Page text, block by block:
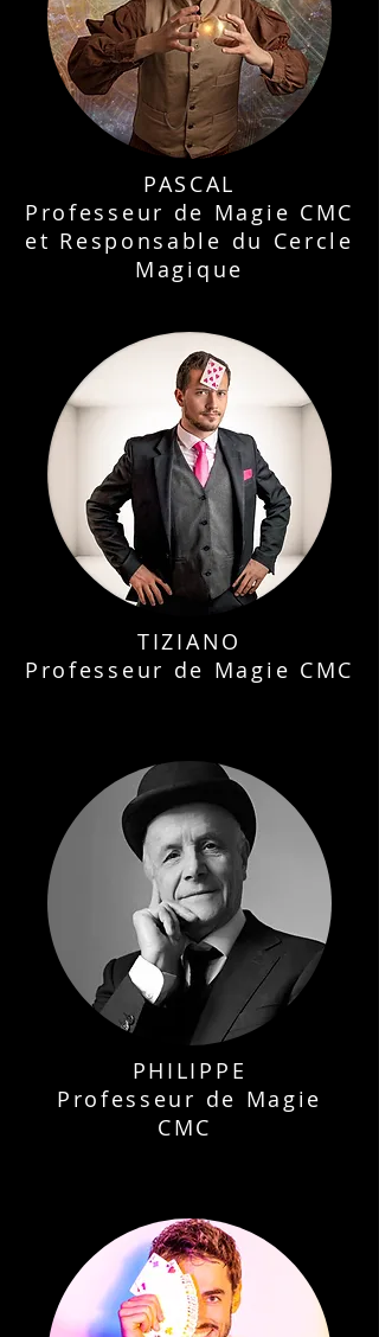
PASCAL
Professeur de Magie CMC
et Responsable du Cercle
Magique
TIZIANO
Professeur de Magie CMC
PHILIPPE
Professeur de Magie
CMC